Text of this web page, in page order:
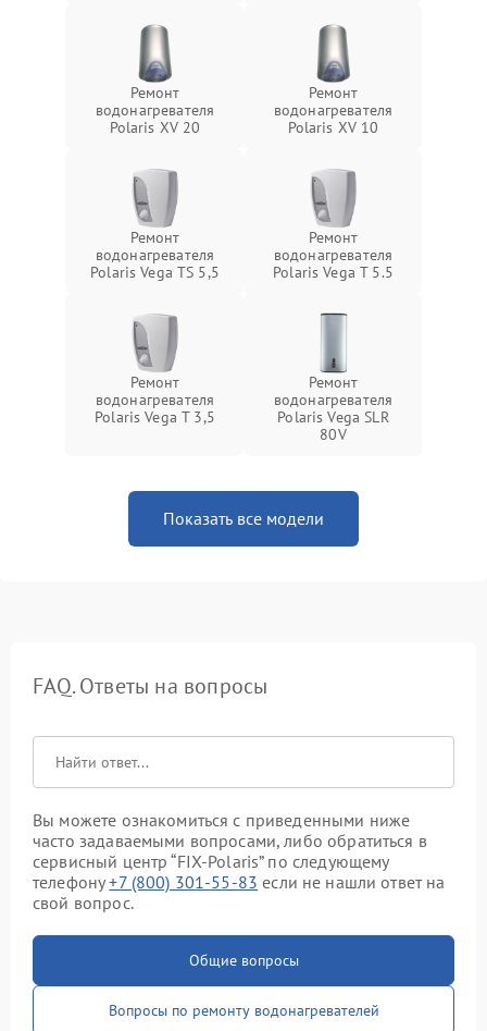
Ремонт
водонагревателя
Polaris XV 20
Ремонт
водонагревателя
Polaris XV 10
Ремонт
водонагревателя
Polaris Vega TS 5,5
Ремонт
водонагревателя
Polaris Vega T 5.5
Ремонт
водонагревателя
Polaris Vega T 3,5
Ремонт
водонагревателя
Polaris Vega SLR
80V
Показать все модели
FAQ. Ответы на вопросы
Вы можете ознакомиться с приведенными ниже
часто задаваемыми вопросами, либо обратиться в
сервисный центр “FIX-Polaris” по следующему
телефону+7 (800) 301-55-83 если не нашли ответ на
свой вопрос.
Общие вопросы
Вопросы по ремонту водонагревателей